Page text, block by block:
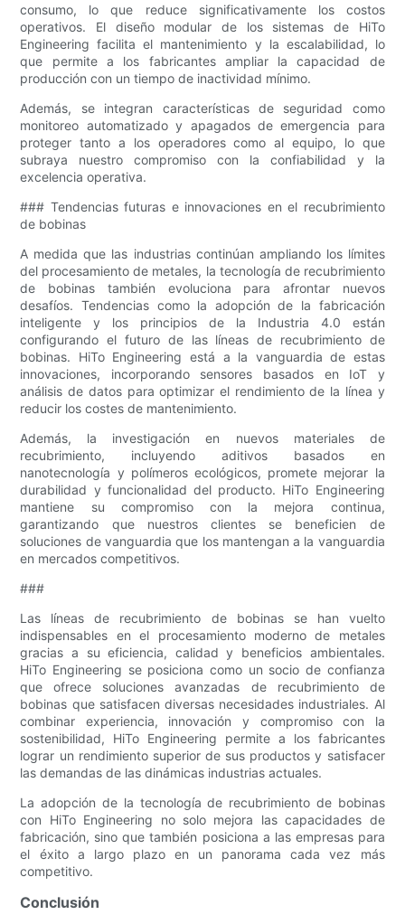
consumo, lo que reduce significativamente los costos
operativos. El diseño modular de los sistemas de HiTo
Engineering facilita el mantenimiento y la escalabilidad, lo
que permite a los fabricantes ampliar la capacidad de
producción con un tiempo de inactividad mínimo.
Además, se integran características de seguridad como
monitoreo automatizado y apagados de emergencia para
proteger tanto a los operadores como al equipo, lo que
subraya nuestro compromiso con la confiabilidad y la
excelencia operativa.
### Tendencias futuras e innovaciones en el recubrimiento
de bobinas
A medida que las industrias continúan ampliando los límites
del procesamiento de metales, la tecnología de recubrimiento
de bobinas también evoluciona para afrontar nuevos
desafíos. Tendencias como la adopción de la fabricación
inteligente y los principios de la Industria 4.0 están
configurando el futuro de las líneas de recubrimiento de
bobinas. HiTo Engineering está a la vanguardia de estas
innovaciones, incorporando sensores basados ​​en IoT y
análisis de datos para optimizar el rendimiento de la línea y
reducir los costes de mantenimiento.
Además, la investigación en nuevos materiales de
recubrimiento, incluyendo aditivos basados ​​en
nanotecnología y polímeros ecológicos, promete mejorar la
durabilidad y funcionalidad del producto. HiTo Engineering
mantiene su compromiso con la mejora continua,
garantizando que nuestros clientes se beneficien de
soluciones de vanguardia que los mantengan a la vanguardia
en mercados competitivos.
###
Las líneas de recubrimiento de bobinas se han vuelto
indispensables en el procesamiento moderno de metales
gracias a su eficiencia, calidad y beneficios ambientales.
HiTo Engineering se posiciona como un socio de confianza
que ofrece soluciones avanzadas de recubrimiento de
bobinas que satisfacen diversas necesidades industriales. Al
combinar experiencia, innovación y compromiso con la
sostenibilidad, HiTo Engineering permite a los fabricantes
lograr un rendimiento superior de sus productos y satisfacer
las demandas de las dinámicas industrias actuales.
La adopción de la tecnología de recubrimiento de bobinas
con HiTo Engineering no solo mejora las capacidades de
fabricación, sino que también posiciona a las empresas para
el éxito a largo plazo en un panorama cada vez más
competitivo.
Conclusión